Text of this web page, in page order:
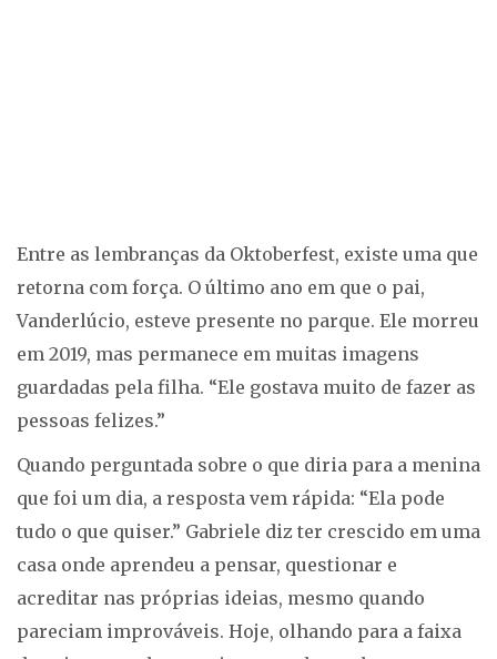
Entre as lembranças da Oktoberfest, existe uma que
retorna com força. O último ano em que o pai,
Vanderlúcio, esteve presente no parque. Ele morreu
em 2019, mas permanece em muitas imagens
guardadas pela filha. “Ele gostava muito de fazer as
pessoas felizes.”
Quando perguntada sobre o que diria para a menina
que foi um dia, a resposta vem rápida: “Ela pode
tudo o que quiser.” Gabriele diz ter crescido em uma
casa onde aprendeu a pensar, questionar e
acreditar nas próprias ideias, mesmo quando
pareciam improváveis. Hoje, olhando para a faixa